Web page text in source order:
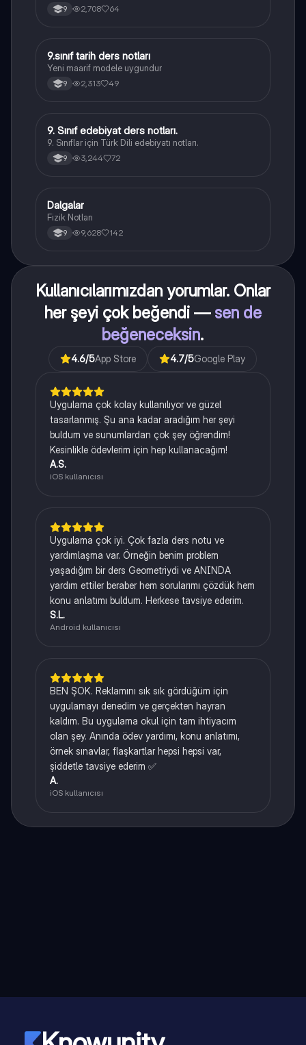
9 2,708 64
Tarih
9.sınıf tarih ders notları
Yeni maarif modele uygundur
9 2,313 49
Türk Dili ve Edebiyatı
9. Sınıf edebiyat ders notları.
9. Sınıflar için Türk Dili edebiyatı notları.
9 3,244 72
Fizik
Dalgalar
Fizik Notları
9 9,628 142
Kullanıcılarımızdan yorumlar. Onlar
her şeyi çok beğendi — sen de
beğeneceksin.
4.6/5App Store 4.7/5Google Play
Uygulama çok kolay kullanılıyor ve güzel
tasarlanmış. Şu ana kadar aradığım her şeyi
buldum ve sunumlardan çok şey öğrendim!
Kesinlikle ödevlerim için hep kullanacağım!
A.S.
iOS kullanıcısı
Uygulama çok iyi. Çok fazla ders notu ve
yardımlaşma var. Örneğin benim problem
yaşadığım bir ders Geometriydi ve ANINDA
yardım ettiler beraber hem sorularımı çözdük hem
konu anlatımı buldum. Herkese tavsiye ederim.
S.L.
Android kullanıcısı
BEN ŞOK. Reklamını sık sık gördüğüm için
uygulamayı denedim ve gerçekten hayran
kaldım. Bu uygulama okul için tam ihtiyacım
olan şey. Anında ödev yardımı, konu anlatımı,
örnek sınavlar, flaşkartlar hepsi hepsi var,
şiddetle tavsiye ederim ✅
A.
iOS kullanıcısı